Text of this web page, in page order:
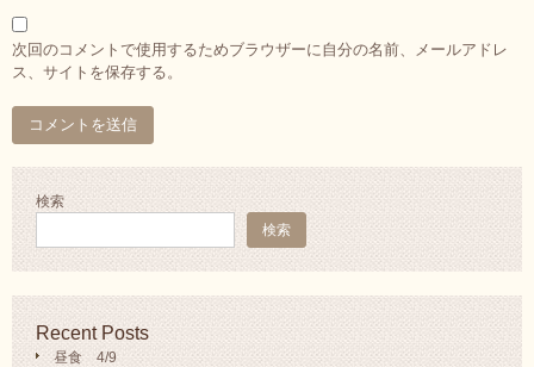
次回のコメントで使用するためブラウザーに自分の名前、メールアドレ
ス、サイトを保存する。
検索
検索
Recent Posts
昼食 4/9